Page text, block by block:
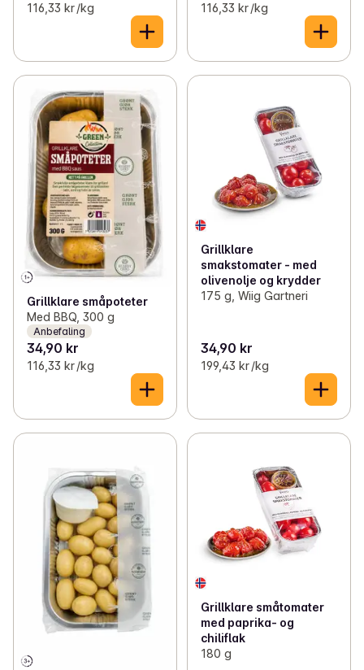
116,33 kr /kg 116,33 kr /kg
Grillklare småpoteter
Med BBQ, 300 g
Anbefaling
34,90 kr
116,33 kr /kg
Grillklare
smakstomater - med
olivenolje og krydder
175 g, Wiig Gartneri
34,90 kr
199,43 kr /kg
Grillklare småtomater
med paprika- og
chiliflak
180 g